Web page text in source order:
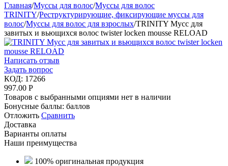
Главная/Муссы для волос/Муссы для волос
TRINITY/Реструктурирующие, фиксирующие муссы для
волос/Муссы для волос для взрослых/TRINITY Мусс для
завитых и вьющихся волос twister locken mousse RELOAD
Написать отзыв
Задать вопрос
КОД: 17266
997.00 Р
Товаров с выбранными опциями нет в наличии
Бонусные баллы: баллов
Отложить Сравнить
Доставка
Варианты оплаты
Наши преимущества
100% оригинальная продукция